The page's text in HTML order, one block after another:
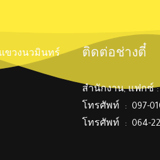
แขวงนวมินทร์ ติดต่อช่างตี๋
สำนักงาน, แฟกซ์ :
โทรศัพท์ : 097-
โทรศัพท์ : 064-